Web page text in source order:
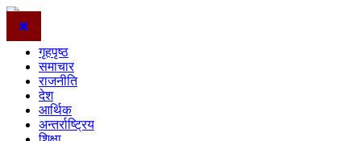
गृहपृष्ठ
समाचार
राजनीति
देश
आर्थिक
अन्तर्राष्ट्रिय